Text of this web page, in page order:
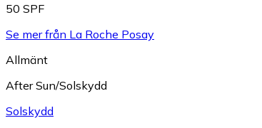
50 SPF
Se mer från La Roche Posay
Allmänt
After Sun/Solskydd
Solskydd